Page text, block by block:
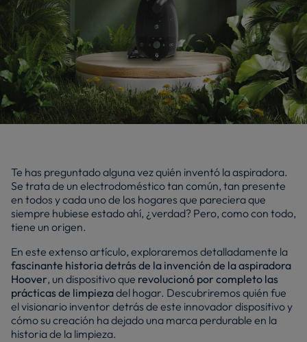
Te has preguntado alguna vez quién inventó la aspiradora.
Se trata de un electrodoméstico tan común, tan presente
en todos y cada uno de los hogares que pareciera que
siempre hubiese estado ahí, ¿verdad? Pero, como con todo,
tiene un origen.
En este extenso artículo, exploraremos detalladamente la
fascinante historia detrás de la invención de la aspiradora
Hoover, un dispositivo que revolucionó por completo las
prácticas de limpiezadel hogar. Descubriremos quién fue
el visionario inventor detrás de este innovador dispositivo y
cómo su creación ha dejado una marca perdurable en la
historia de la limpieza.